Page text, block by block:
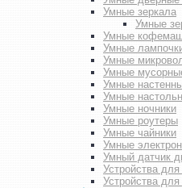
Умные зеркала
Умные
Умные
Умные
Умные
Умные
Умные
Умные
Умные ночники
Умные роутеры
Умные чайники
Умные
Умный датчик
Устройства
Устройства для